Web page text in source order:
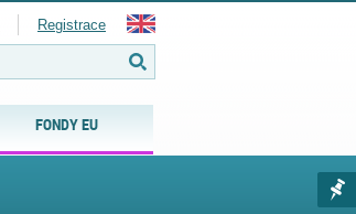
FONDY EU
Registrace